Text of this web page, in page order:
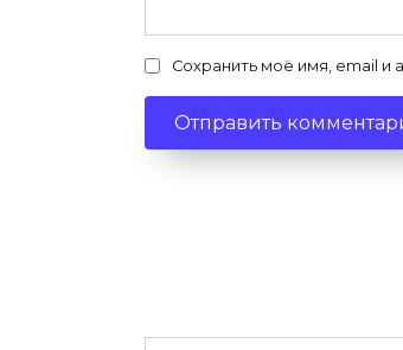
Сохранить моё имя, email и